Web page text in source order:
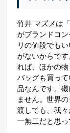
竹井 マズメは
がブランドコ
リの値段でも
がないからで
れば、ほかの
バッグも買っ
品なんです。
ません。世界
渡しても、我
一無二だと思っ